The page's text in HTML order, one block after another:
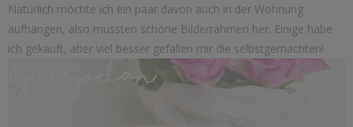
Natürlich möchte ich ein paar davon auch in der Wohnung
aufhängen, also mussten schöne Bilderrahmen her. Einige habe
ich gekauft, aber viel besser gefallen mir die selbstgemachten!